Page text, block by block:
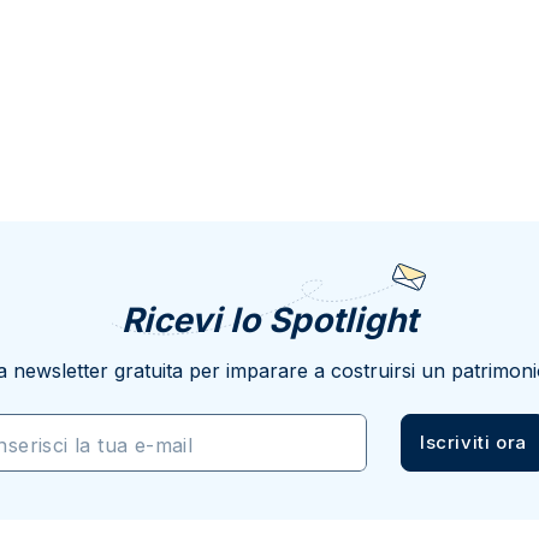
Ricevi lo Spotlight
newsletter gratuita per imparare a costruirsi un
la tua e-mail Iscriviti ora